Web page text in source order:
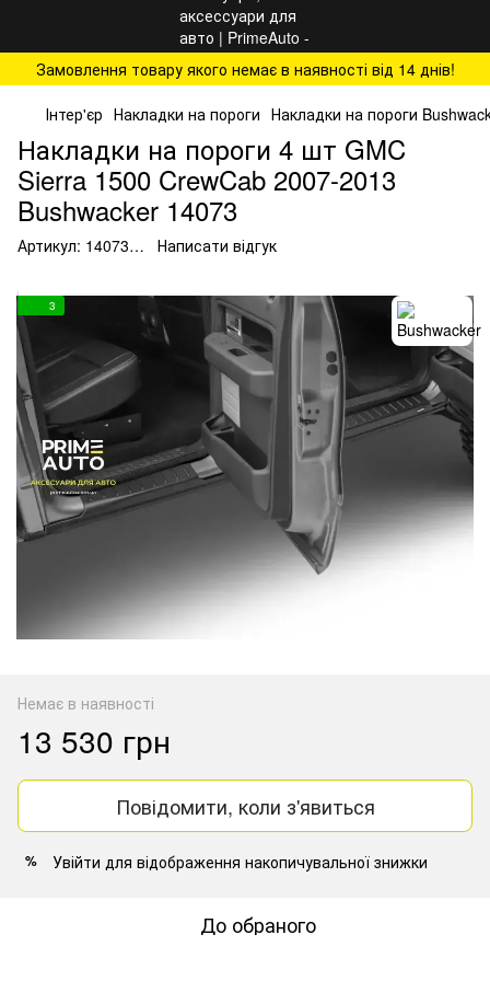
Замовлення товару якого немає в наявності від 14 днів!
Інтер'єр Накладки на пороги Накладки на пороги
Накладки на пороги 4 шт GMC
Sierra 1500 CrewCab 2007-2013
Bushwacker 14073
Артикул: 14073… Написати відгук
3
Немає в наявності
13 530 грн
Повідомити, коли з'явиться
% Увійти для відображення накопичувальної знижки
До обраного